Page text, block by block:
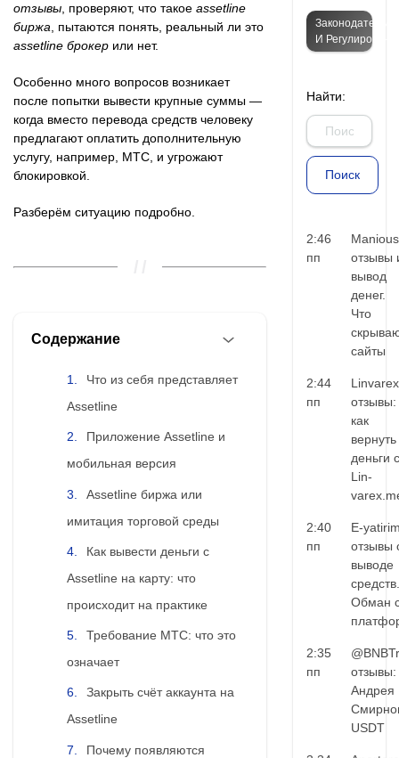
отзывы , проверяют, что такое assetline
биржа , пытаются понять, реальный ли это
assetline брокер или нет.
Особенно много вопросов возникает
после попытки вывести крупные суммы —
когда вместо перевода средств человеку
предлагают оплатить дополнительную
услугу, например, MTC, и угрожают
блокировкой.
Разберём ситуацию подробно.
Содержание
Что из себя представляет
Assetline
Приложение Assetline и
мобильная версия
Assetline биржа или
имитация торговой среды
Как вывести деньги с
Assetline на карту: что
происходит на практике
Требование MTC: что это
означает
Закрыть счёт аккаунта на
Assetline
Почему появляются
И
Найти:
2:46
пп
Manious
отзывы
вывод
денег.
Что
сайты
2:44
пп
Linvarex
отзывы:
как
вернуть
деньги с
Lin-
2:40
пп
E-
отзывы
выводе
средств.
Обман
2:35
пп
Андрея
USDT